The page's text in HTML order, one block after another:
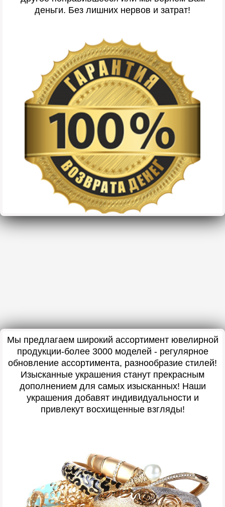
деньги. Без лишних нервов и затрат!
Мы предлагаем широкий ассортимент ювелирной
продукции-более 3000 моделей - регулярное
обновление ассортимента, разнообразие стилей!
Изысканные украшения станут прекрасным
дополнением для самых изысканных! Наши
украшения добавят индивидуальности и
привлекут восхищенные взгляды!